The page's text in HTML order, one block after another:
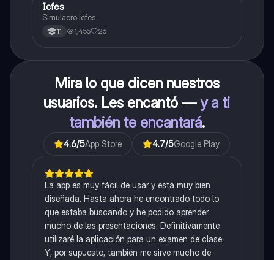
ICFES: Sociales y Ciudadanas
Icfes
Simulacro icfes
11 1,455 26
Mira lo que dicen nuestros
usuarios. Les encantó —y a ti
también te encantará.
4.6/5App Store 4.7/5Google Play
La app es muy fácil de usar y está muy bien
diseñada. Hasta ahora he encontrado todo lo
que estaba buscando y he podido aprender
mucho de las presentaciones. Definitivamente
utilizaré la aplicación para un examen de clase.
Y, por supuesto, también me sirve mucho de